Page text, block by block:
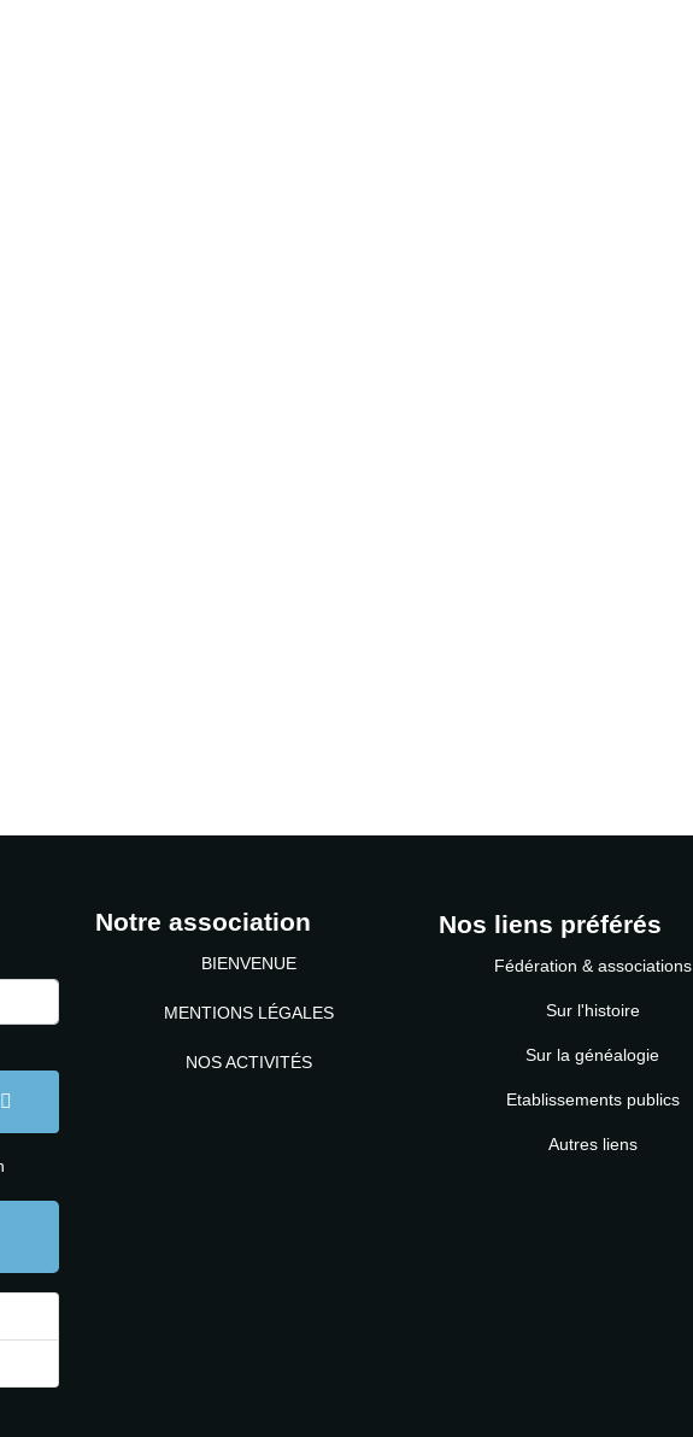
AFFICHER LE MOT DE PASSE
Notre association
BIENVENUE
MENTIONS LÉGALES
NOS ACTIVITÉS
Nos liens préférés
Fédération & associations
Sur l'histoire
Sur la généalogie
Etablissements publics
Autres liens